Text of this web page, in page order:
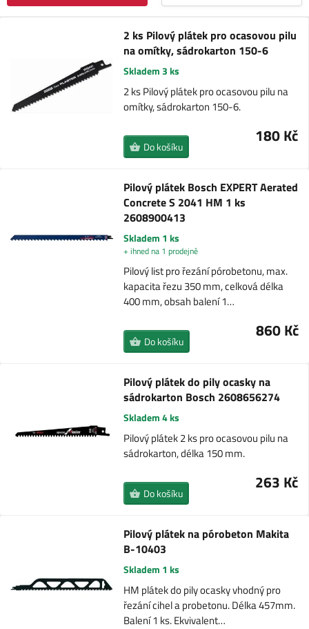
2 ks Pilový plátek pro ocasovou pilu
na omítky, sádrokarton 150-6
Skladem 3 ks
2 ks Pilový plátek pro ocasovou pilu na
omítky, sádrokarton 150-6.
180 Kč
Do košíku
Pilový plátek Bosch EXPERT Aerated
Concrete S 2041 HM 1 ks
2608900413
Skladem 1 ks
+ ihned na 1 prodejně
Pilový list pro řezání pórobetonu, max.
kapacita řezu 350 mm, celková délka
400 mm, obsah balení 1…
860 Kč
Do košíku
Pilový plátek do pily ocasky na
sádrokarton Bosch 2608656274
Skladem 4 ks
Pilový plátek 2 ks pro ocasovou pilu na
sádrokarton, délka 150 mm.
263 Kč
Do košíku
Pilový plátek na pórobeton Makita
B-10403
Skladem 1 ks
HM plátek do pily ocasky vhodný pro
řezání cihel a probetonu. Délka 457mm.
Balení 1 ks. Ekvivalent…